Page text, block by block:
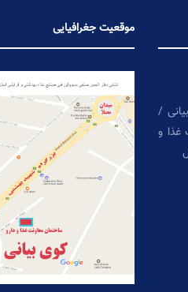
/
و
موقعیت جغرافیایی